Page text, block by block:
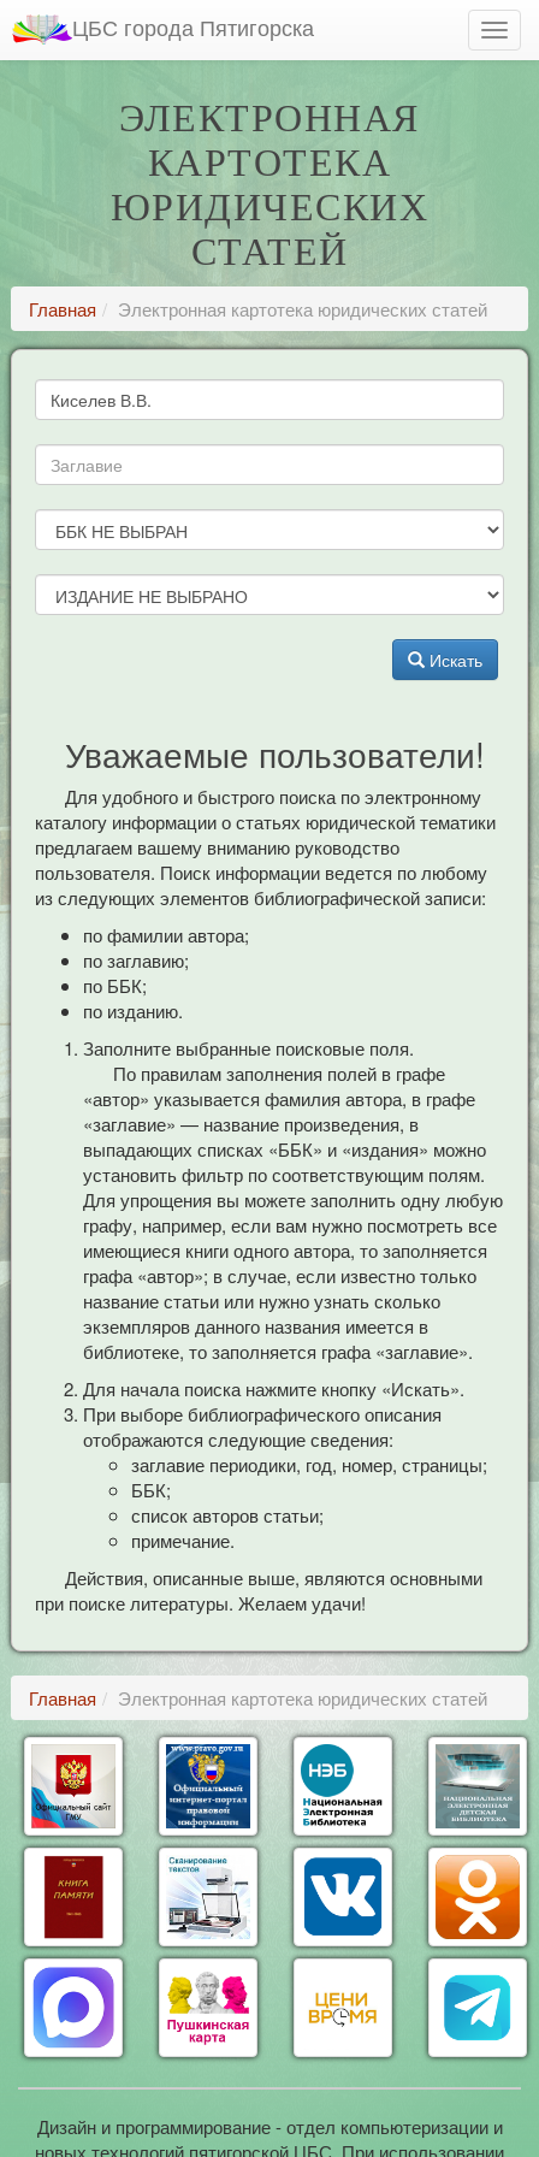
ЦБС города Пятигорска
ЭЛЕКТРОННАЯ
КАРТОТЕКА
ЮРИДИЧЕСКИХ
СТАТЕЙ
Главная Электронная картотека юридических статей
Искать
Уважаемые пользователи!
Для удобного и быстрого поиска по электронному
каталогу информации о статьях юридической тематики
предлагаем вашему вниманию руководство
пользователя. Поиск информации ведется по любому
из следующих элементов библиографической записи:
по фамилии автора;
по заглавию;
по ББК;
по изданию.
Заполните выбранные поисковые поля.
По правилам заполнения полей в графе
«автор» указывается фамилия автора, в графе
«заглавие» — название произведения, в
выпадающих списках «ББК» и «издания» можно
установить фильтр по соответствующим полям.
Для упрощения вы можете заполнить одну любую
графу, например, если вам нужно посмотреть все
имеющиеся книги одного автора, то заполняется
графа «автор»; в случае, если известно только
название статьи или нужно узнать сколько
экземпляров данного названия имеется в
библиотеке, то заполняется графа «заглавие».
Для начала поиска нажмите кнопку «Искать».
При выборе библиографического описания
отображаются следующие сведения:
заглавие периодики, год, номер, страницы;
ББК;
список авторов статьи;
примечание.
Действия, описанные выше, являются основными
при поиске литературы. Желаем удачи!
Главная Электронная картотека юридических статей
Дизайн и программирование - отдел компьютеризации и